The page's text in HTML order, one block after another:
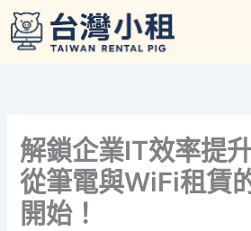
解鎖企業IT效率提
從筆電與WiFi租賃
開始！